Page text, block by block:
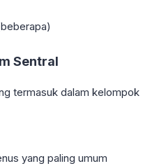
Sentral
termasuk dalam kelompok
yang paling umum